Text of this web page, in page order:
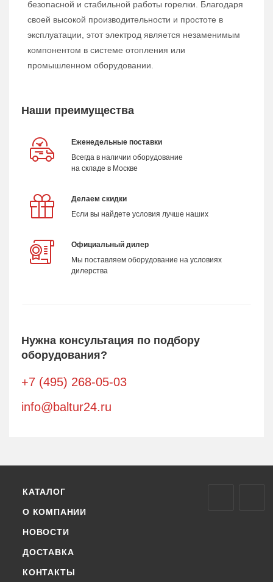
безопасной и стабильной работы горелки. Благодаря
своей высокой производительности и простоте в
эксплуатации, этот электрод является незаменимым
компонентом в системе отопления или
промышленном оборудовании.
Наши преимущества
Еженедельные поставки
Всегда в наличии оборудование
на складе в Москве
Делаем скидки
Если вы найдете условия лучше наших
Официальный дилер
Мы поставляем оборудование на условиях
дилерства
Нужна консультация по подбору
оборудования?
+7 (495) 268-05-03
info@baltur24.ru
КАТАЛОГ
О КОМПАНИИ
НОВОСТИ
ДОСТАВКА
КОНТАКТЫ